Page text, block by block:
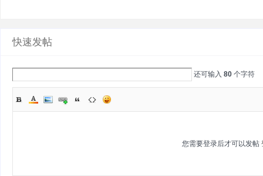
快速发帖
还可输入 80 个字符
您需要登录后才可以发帖